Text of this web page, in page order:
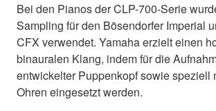
Bei den Pianos der CLP-700-Serie
Sampling für den Bösendorfer Imperial
CFX verwendet. Yamaha erzielt einen
binauralen Klang, indem für die
entwickelter Puppenkopf sowie speziell
Ohren eingesetzt werden.